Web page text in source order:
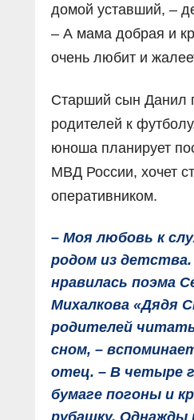
домой уставший, –
– А мама добрая и
очень любит и
Старший сын Данил
родителей к
юноша планирует
МВД России, хочет
оперативником.
– Моя любовь к
родом из
нравилась поэма
Михалкова «Дядя
родителей
сном, –
отец. – В четыре
бумаге погоны и
рубашку. Однажды